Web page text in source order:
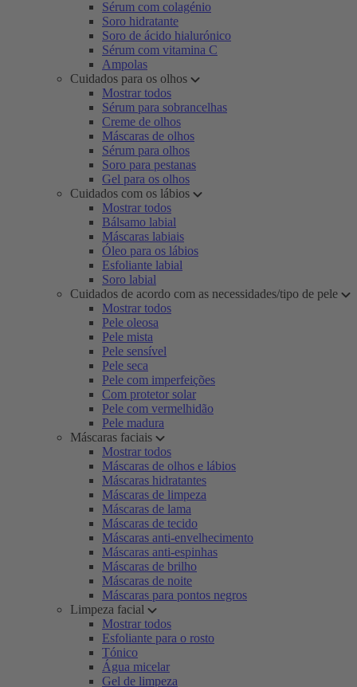
Sérum com colagénio
Soro hidratante
Soro de ácido hialurónico
Sérum com vitamina C
Ampolas
Cuidados para os olhos
Mostrar todos
Sérum para sobrancelhas
Creme de olhos
Máscaras de olhos
Sérum para olhos
Soro para pestanas
Gel para os olhos
Cuidados com os lábios
Mostrar todos
Bálsamo labial
Máscaras labiais
Óleo para os lábios
Esfoliante labial
Soro labial
Cuidados de acordo com as necessidades/tipo de pele
Mostrar todos
Pele oleosa
Pele mista
Pele sensível
Pele seca
Pele com imperfeições
Com protetor solar
Pele com vermelhidão
Pele madura
Máscaras faciais
Mostrar todos
Máscaras de olhos e lábios
Máscaras hidratantes
Máscaras de limpeza
Máscaras de lama
Máscaras de tecido
Máscaras anti-envelhecimento
Máscaras anti-espinhas
Máscaras de brilho
Máscaras de noite
Máscaras para pontos negros
Limpeza facial
Mostrar todos
Esfoliante para o rosto
Tónico
Água micelar
Gel de limpeza